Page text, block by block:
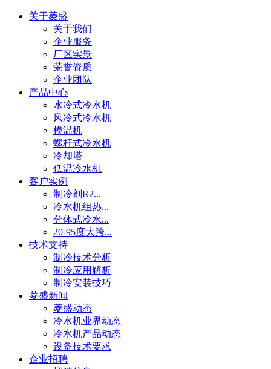
关于菱盛
关于我们
企业服务
厂区实景
荣誉资质
企业团队
产品中心
水冷式冷水机
风冷式冷水机
模温机
螺杆式冷水机
冷却塔
低温冷水机
客户实例
制冷剂R2...
冷水机组热...
分体式冷水...
20-95度大跨...
技术支持
制冷技术分析
制冷应用解析
制冷安装技巧
菱盛新闻
菱盛动态
冷水机业界动态
冷水机产品动态
设备技术要求
企业招聘